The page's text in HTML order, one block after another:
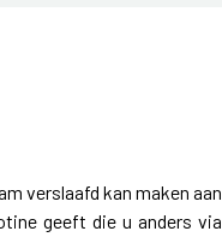
verslaafd kan maken aan
geeft die u anders via